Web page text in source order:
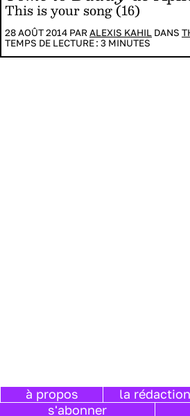
This is your song (16)
28 AOÛT 2014 PARALEXIS KAHIL DANS
TEMPS DE LECTURE : 3 MINUTES
à propos la rédaction
s'abonner